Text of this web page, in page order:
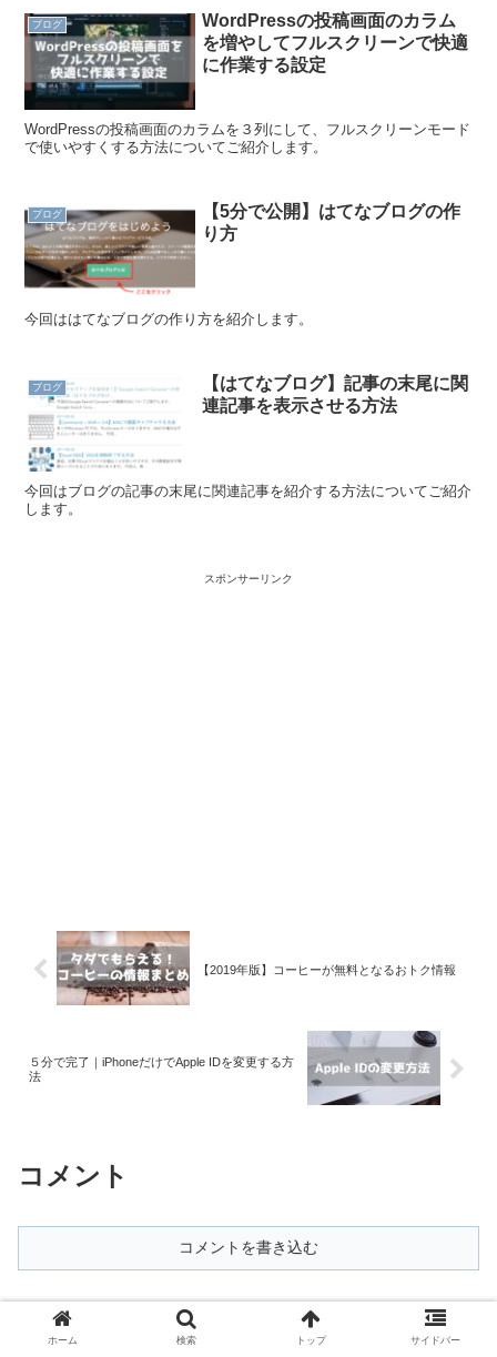
ブログ
WordPressの投稿画面のカラム
を増やしてフルスクリーンで快適
に作業する設定
WordPressの投稿画面のカラムを３列にして、フルスクリーンモード
で使いやすくする方法についてご紹介します。
ブログ
【5分で公開】はてなブログの作
り方
今回ははてなブログの作り方を紹介します。
ブログ
【はてなブログ】記事の末尾に関
連記事を表示させる方法
今回はブログの記事の末尾に関連記事を紹介する方法についてご紹介
します。
スポンサーリンク
【2019年版】コーヒーが無料となるおトク情報
５分で完了｜iPhoneだけでApple IDを変更する方
法
コメント
コメントを書き込む
ホーム ブログ
ホーム 検索 トップ サイドバー